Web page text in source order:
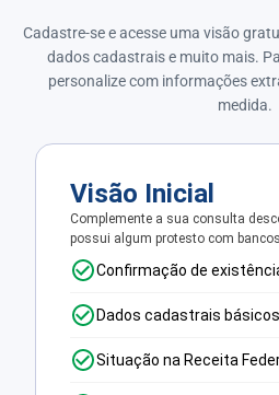
Cadastre-se e acesse uma visão
dados cadastrais e muito mais.
personalize com informações
medida.
Visão Inicial
Complemente a sua consulta
possui algum protesto com
Confirmação de
Dados cadastrais básicos
Situação na Receita